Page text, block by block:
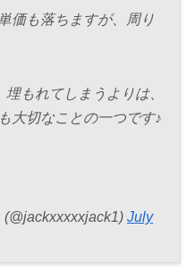
価も落ちますが、周り
もれてしまうよりは、
大切なことの一つです♪
July